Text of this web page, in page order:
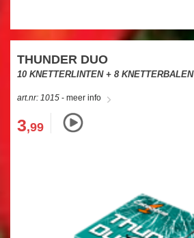
THUNDER DUO
10 KNETTERLINTEN + 8 KNETTERBALEN
art.nr: 1015 - meer info
3,99